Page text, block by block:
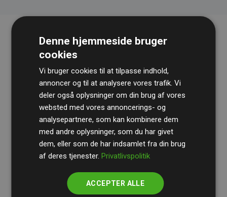
RevisionshusetBDOgennemgår løbende vores
beregninger og metode for at sikre gennemsigtighed
og pålidelighed.
Deres revision dokumenterer, at vores investeringer i
medlemmernes websites estimerede CO₂-
Denne hjemmeside bruger
cookies
Vi bruger cookies til at tilpasse indhold,
annoncer og til at analysere vores trafik. Vi
deler også oplysninger om din brug af vores
websted med vores annoncerings- og
analysepartnere, som kan kombinere dem
med andre oplysninger, som du har givet
dem, eller som de har indsamlet fra din brug
af deres tjenester.Privatlivspolitik
ACCEPTER ALLE